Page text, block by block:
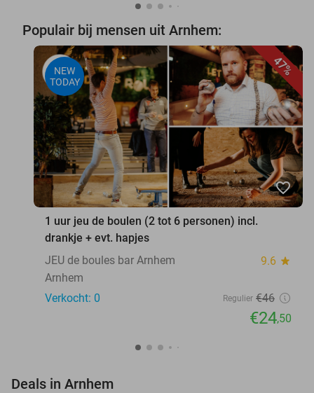
Populair bij mensen uit Arnhem:
47%
NEW
TODAY
favorite_border
1 uur jeu de boulen (2 tot 6 personen) incl.
drankje + evt. hapjes
JEU de boules bar Arnhem
9.6 star
Arnhem
Verkocht: 0
Regulier €46
€24,50
Deals in Arnhem